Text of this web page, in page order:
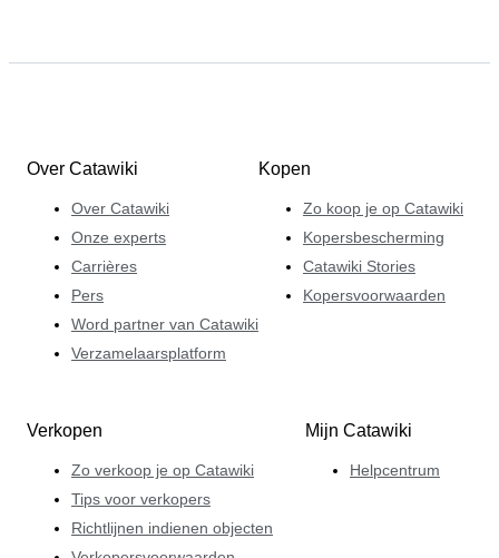
Over Catawiki
Over Catawiki
Onze experts
Carrières
Pers
Word partner van Catawiki
Verzamelaarsplatform
Kopen
Zo koop je op Catawiki
Kopersbescherming
Catawiki Stories
Kopersvoorwaarden
Verkopen
Zo verkoop je op Catawiki
Tips voor verkopers
Richtlijnen indienen objecten
Mijn Catawiki
Helpcentrum